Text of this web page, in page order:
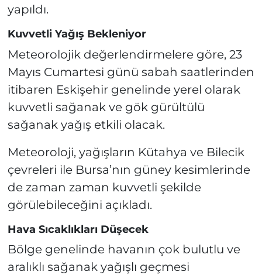
yapıldı.
Kuvvetli Yağış Bekleniyor
Meteorolojik değerlendirmelere göre, 23
Mayıs Cumartesi günü sabah saatlerinden
itibaren Eskişehir genelinde yerel olarak
kuvvetli sağanak ve gök gürültülü
sağanak yağış etkili olacak.
Meteoroloji, yağışların Kütahya ve Bilecik
çevreleri ile Bursa’nın güney kesimlerinde
de zaman zaman kuvvetli şekilde
görülebileceğini açıkladı.
Hava Sıcaklıkları Düşecek
Bölge genelinde havanın çok bulutlu ve
aralıklı sağanak yağışlı geçmesi